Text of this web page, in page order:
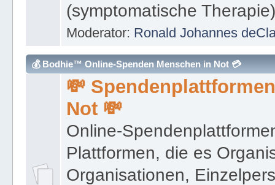
(symptomatische
Moderator: Ronald Johannes
💰 Bodhie™ Online-Spenden Menschen in Not 💳
💸
Not 💸
Online-
Plattformen, die es
Organisationen,